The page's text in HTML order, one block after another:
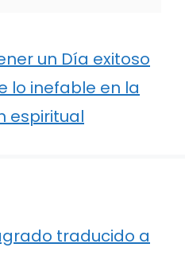
un Día exitoso
lo inefable en la
espiritual
traducido a